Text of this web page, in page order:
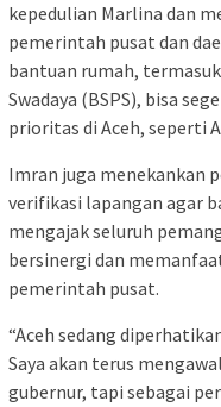
kepedulian Marlina dan
pemerintah pusat dan
bantuan rumah,
Swadaya (BSPS), bisa
prioritas di Aceh, seperti
Imran juga menekankan
verifikasi lapangan agar
mengajak seluruh
bersinergi dan
pemerintah pusat.
“Aceh sedang
Saya akan terus
gubernur, tapi sebagai